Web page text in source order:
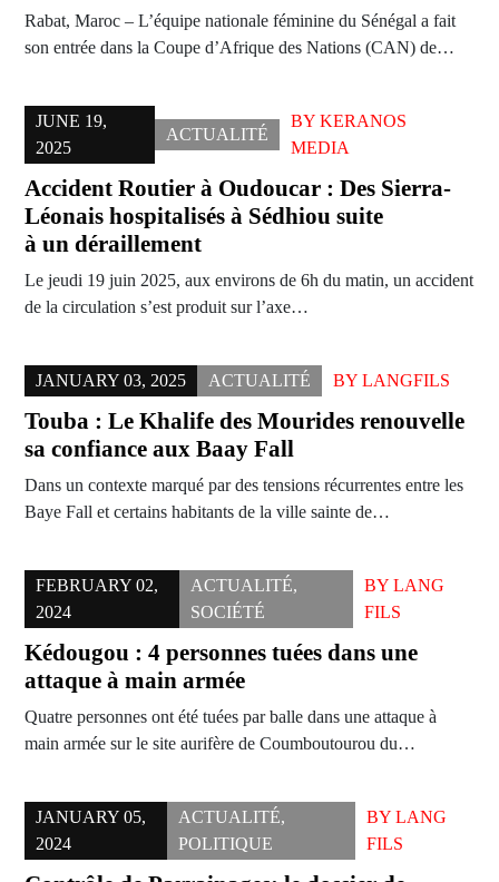
Rabat, Maroc – L’équipe nationale féminine du Sénégal a fait
son entrée dans la Coupe d’Afrique des Nations (CAN) de…
JUNE 19,
2025
ACTUALITÉ
BY KERANOS
MEDIA
Accident Routier à Oudoucar : Des Sierra-
Léonais hospitalisés à Sédhiou suite
à un déraillement
Le jeudi 19 juin 2025, aux environs de 6h du matin, un accident
de la circulation s’est produit sur l’axe…
JANUARY 03, 2025 ACTUALITÉ BY LANGFILS
Touba : Le Khalife des Mourides renouvelle
sa confiance aux Baay Fall
Dans un contexte marqué par des tensions récurrentes entre les
Baye Fall et certains habitants de la ville sainte de…
FEBRUARY 02,
2024
ACTUALITÉ,
SOCIÉTÉ
BYLANG
FILS
Kédougou : 4 personnes tuées dans une
attaque à main armée
Quatre personnes ont été tuées par balle dans une attaque à
main armée sur le site aurifère de Coumboutourou du…
JANUARY 05,
2024
ACTUALITÉ,
POLITIQUE
BY LANG
FILS